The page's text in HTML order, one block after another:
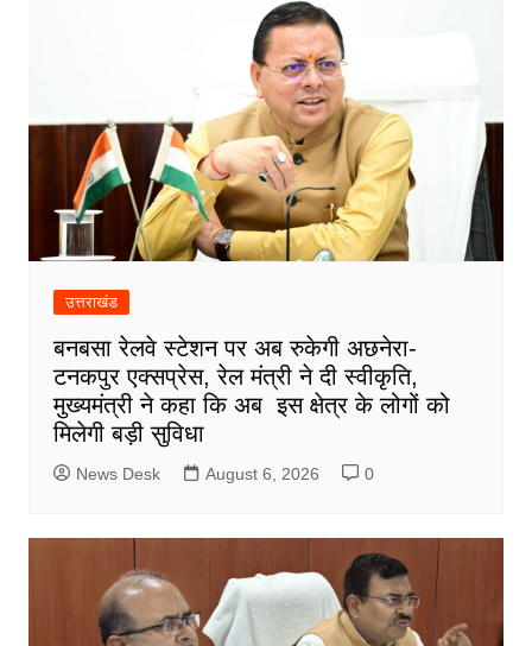
उत्तराखंड
बनबसा रेलवे स्टेशन पर अब रुकेगी अछनेरा-
टनकपुर एक्सप्रेस, रेल मंत्री ने दी स्वीकृति,
मुख्यमंत्री ने कहा कि अब इस क्षेत्र के लोगों को
मिलेगी बड़ी सुविधा
News Desk August 6, 2026 0